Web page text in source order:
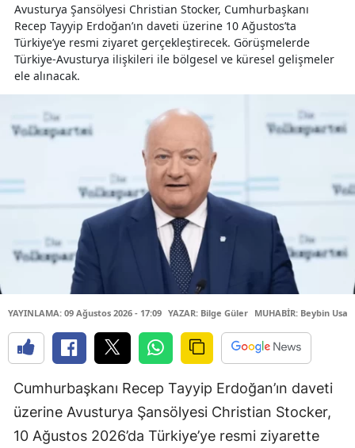
Avusturya Şansölyesi Christian Stocker, Cumhurbaşkanı
Recep Tayyip Erdoğan’ın daveti üzerine 10 Ağustos’ta
Türkiye’ye resmi ziyaret gerçekleştirecek. Görüşmelerde
Türkiye-Avusturya ilişkileri ile bölgesel ve küresel gelişmeler
ele alınacak.
YAYINLAMA: 09 Ağustos 2026 - 17:09 YAZAR: Bilge Güler MUHABİR: Beybin
Cumhurbaşkanı Recep Tayyip Erdoğan’ın daveti
üzerine Avusturya Şansölyesi Christian Stocker,
10 Ağustos 2026’da Türkiye’ye resmi ziyarette